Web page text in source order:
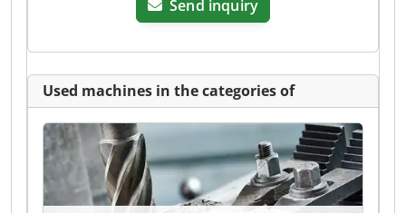
Send inquiry
Used machines in the categories of